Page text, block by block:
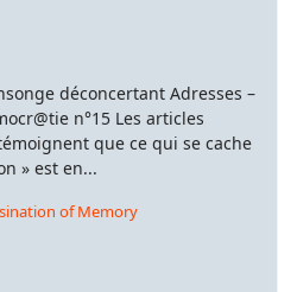
déconcertant Adresses –
n°15 Les articles
que ce qui se cache
» est en...
of Memory